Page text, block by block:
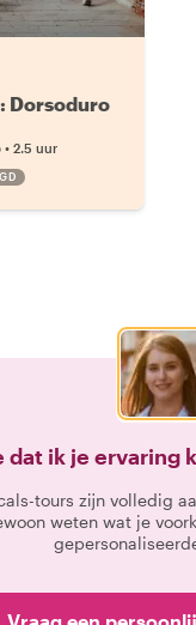
Dorsoduro
• 2.5 uur
dat ik je ervaring
tours zijn volledig
weten wat je